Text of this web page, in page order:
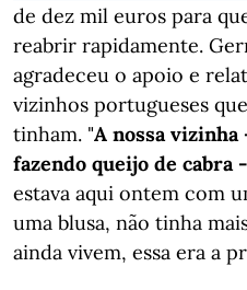
de dez mil euros para
reabrir rapidamente.
agradeceu o apoio e
vizinhos portugueses
tinham. "A nossa vizinha
fazendo queijo de cabra
estava aqui ontem com
uma blusa, não tinha
ainda vivem, essa era a